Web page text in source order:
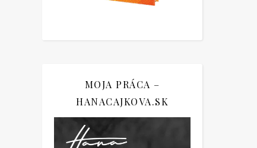
MOJA PRÁCA –
HANACAJKOVA.SK